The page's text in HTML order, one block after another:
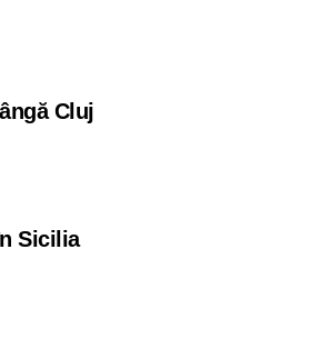
Cluj
Sicilia